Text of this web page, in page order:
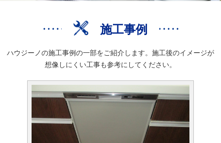
施工事例
ハウジーノの施工事例の一部をご紹介します。施工後のイメージが
想像しにくい工事も参考にしてください。